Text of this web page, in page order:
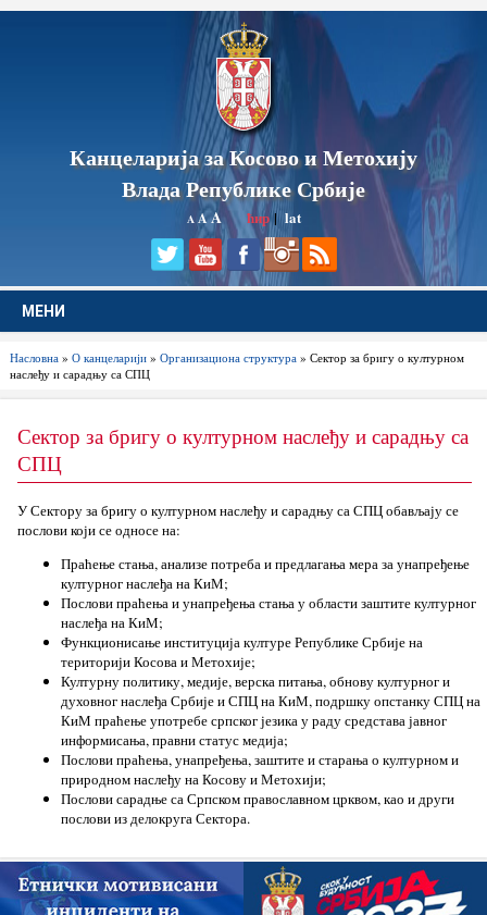
Канцеларија за Косово и Метохију
Влада Републике Србије
A AA ћир|lat
МЕНИ
Насловна» О канцеларији» Организациона структура» Сектор за бригу о културном
наслеђу и сарадњу са СПЦ
Сектор за бригу о културном наслеђу и сарадњу са
СПЦ
У Сектору за бригу о културном наслеђу и сарадњу са СПЦ обављају се
послови који се односе на:
Праћење стања, анализе потреба и предлагања мера за унапређење
културног наслеђа на КиМ;
Послови праћења и унапређења стања у области заштите културног
наслеђа на КиМ;
Функционисање институција културе Републике Србије на
територији Косова и Метохије;
Културну политику, медије, верска питања, обнову културног и
духовног наслеђа Србије и СПЦ на КиМ, подршку опстанку СПЦ на
КиМ праћење употребе српског језика у раду средстава јавног
информисања, правни статус медија;
Послови праћења, унапређења, заштите и старања о културном и
природном наслеђу на Косову и Метохији;
Послови сарадње са Српском православном црквом, као и други
послови из делокруга Сектора.